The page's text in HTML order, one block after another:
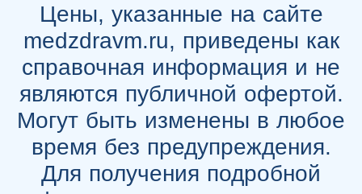
Цены, указанные на сайте
medzdravm.ru, приведены как
справочная информация и не
являются публичной офертой.
Могут быть изменены в любое
время без предупреждения.
Для получения подробной